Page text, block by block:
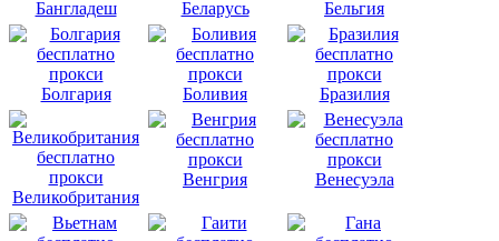
Бангладеш Беларусь Бельгия
Болгария Боливия Бразилия
Великобритания
Венгрия Венесуэла